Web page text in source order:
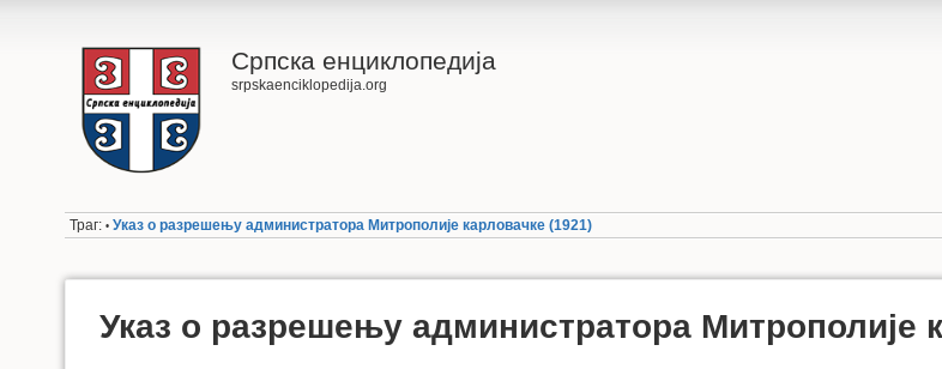
Српска енциклопедија
srpskaenciklopedija.org
Траг: • Указ о разрешењу администратора Митрополије карловачке (1921)
Указ о разрешењу администратора Митрополије